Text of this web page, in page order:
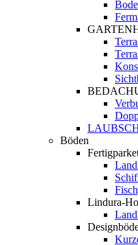
Böden
Lindura-